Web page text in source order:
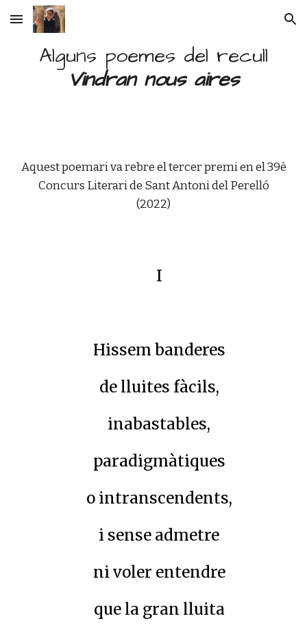
Skip to main content Skip to navigation
Alguns poemes del recull
Vindran nous aires
Aquest poemari va rebre el tercer premi en el 39è
Concurs Literari de Sant Antoni del Perelló
(2022)
I
Hissem banderes
de lluites fàcils,
inabastables,
paradigmàtiques
o intranscendents,
i sense admetre
ni voler entendre
que la gran lluita